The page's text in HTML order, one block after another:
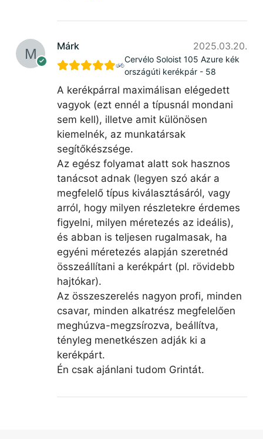
Márk 2025.03.20.
Cervélo Soloist 105 Azure kék
országúti kerékpár - 58
A kerékpárral maximálisan elégedett
vagyok (ezt ennél a típusnál mondani
sem kell), illetve amit különösen
kiemelnék, az munkatársak
segítőkészsége.
Az egész folyamat alatt sok hasznos
tanácsot adnak (legyen szó akár a
megfelelő típus kiválasztásáról, vagy
arról, hogy milyen részletekre érdemes
figyelni, milyen méretezés az ideális),
és abban is teljesen rugalmasak, ha
egyéni méretezés alapján szeretnéd
összeállítani a kerékpárt (pl. rövidebb
hajtókar).
Az összeszerelés nagyon profi, minden
csavar, minden alkatrész megfelelően
meghúzva-megzsírozva, beállítva,
tényleg menetkészen adják ki a
kerékpárt.
Én csak ajánlani tudom Grintát.